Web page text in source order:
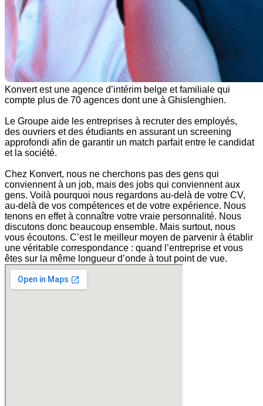
Konvert est une agence d’intérim belge et familiale qui
compte plus de 70 agences dont une à Ghislenghien.
Le Groupe aide les entreprises à recruter des employés,
des ouvriers et des étudiants en assurant un screening
approfondi afin de garantir un match parfait entre le candidat
et la société.
Chez Konvert, nous ne cherchons pas des gens qui
conviennent à un job, mais des jobs qui conviennent aux
gens. Voilà pourquoi nous regardons au-delà de votre CV,
au-delà de vos compétences et de votre expérience. Nous
tenons en effet à connaître votre vraie personnalité. Nous
discutons donc beaucoup ensemble. Mais surtout, nous
vous écoutons. C’est le meilleur moyen de parvenir à établir
une véritable correspondance : quand l’entreprise et vous
êtes sur la même longueur d’onde à tout point de vue.